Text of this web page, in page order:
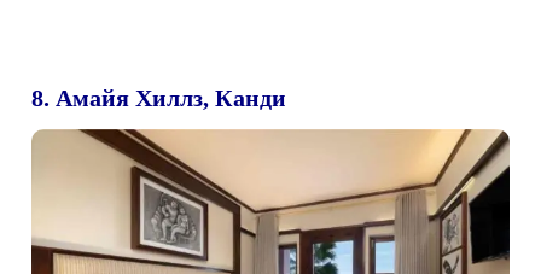
8. Амайя Хиллз, Канди